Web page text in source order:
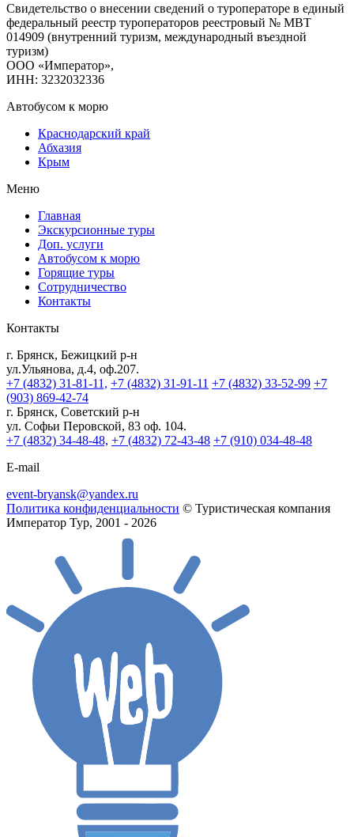
Свидетельство о внесении сведений о туроператоре в единый
федеральный реестр туроператоров реестровый № МВТ
014909 (внутренний туризм, международный въездной
туризм)
ООО «Император»,
ИНН: 3232032336
Автобусом к морю
Краснодарский край
Абхазия
Крым
Меню
Главная
Экскурсионные туры
Доп. услуги
Автобусом к морю
Горящие туры
Сотрудничество
Контакты
Контакты
г. Брянск, Бежицкий р-н
ул.Ульянова, д.4, оф.207.
+7 (4832) 31-81-11, +7 (4832) 31-91-11 +7 (4832) 33-52-99 +7
(903) 869-42-74
г. Брянск, Советский р-н
ул. Софьи Перовской, 83 оф. 104.
+7 (4832) 34-48-48, +7 (4832) 72-43-48 +7 (910) 034-48-48
E-mail
event-bryansk@yandex.ru
Политика конфиденциальности © Туристическая компания
Император Тур, 2001 - 2026